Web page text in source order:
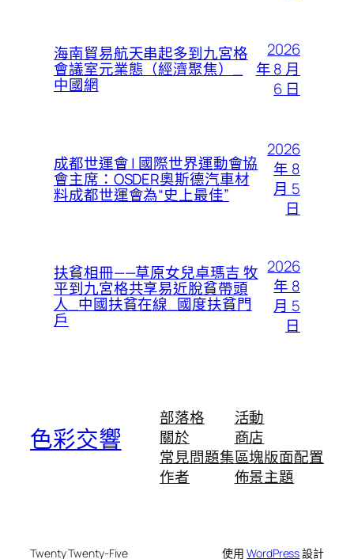
海南貿易航天串起多到九宮格
會議室元業態（經濟聚焦）_
中國網
2026
年 8 月
6 日
成都世運會 | 國際世界運動會協
會主席：OSDER奧斯德汽車材
料成都世運會為“史上最佳”
2026
年 8
月 5
日
扶貧相冊——草原女兒卓瑪吉 牧
平到九宮格共享易近脫貧帶頭
人_中國扶貧在線_國度扶貧門
戶
2026
年 8
月 5
日
色彩交響
部落格
關於
常見問題集
作者
活動
商店
區塊版面配置
佈景主題
Twenty Twenty-Five 使用WordPress設計